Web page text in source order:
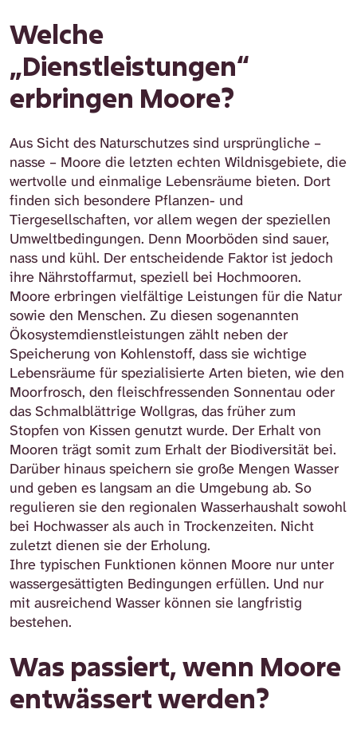
Welche
„Dienstleistungen“
erbringen Moore?
Aus Sicht des Naturschutzes sind ursprüngliche –
nasse – Moore die letzten echten Wildnisgebiete, die
wertvolle und einmalige Lebensräume bieten. Dort
finden sich besondere Pflanzen- und
Tiergesellschaften, vor allem wegen der speziellen
Umweltbedingungen. Denn Moorböden sind sauer,
nass und kühl. Der entscheidende Faktor ist jedoch
ihre Nährstoffarmut, speziell bei Hochmooren.
Moore erbringen vielfältige Leistungen für die Natur
sowie den Menschen. Zu diesen sogenannten
Ökosystemdienstleistungen zählt neben der
Speicherung von Kohlenstoff, dass sie wichtige
Lebensräume für spezialisierte Arten bieten, wie den
Moorfrosch, den fleischfressenden Sonnentau oder
das Schmalblättrige Wollgras, das früher zum
Stopfen von Kissen genutzt wurde. Der Erhalt von
Mooren trägt somit zum Erhalt der Biodiversität bei.
Darüber hinaus speichern sie große Mengen Wasser
und geben es langsam an die Umgebung ab. So
regulieren sie den regionalen Wasserhaushalt sowohl
bei Hochwasser als auch in Trockenzeiten. Nicht
zuletzt dienen sie der Erholung.
Ihre typischen Funktionen können Moore nur unter
wassergesättigten Bedingungen erfüllen. Und nur
mit ausreichend Wasser können sie langfristig
bestehen.
Was passiert, wenn Moore
entwässert werden?